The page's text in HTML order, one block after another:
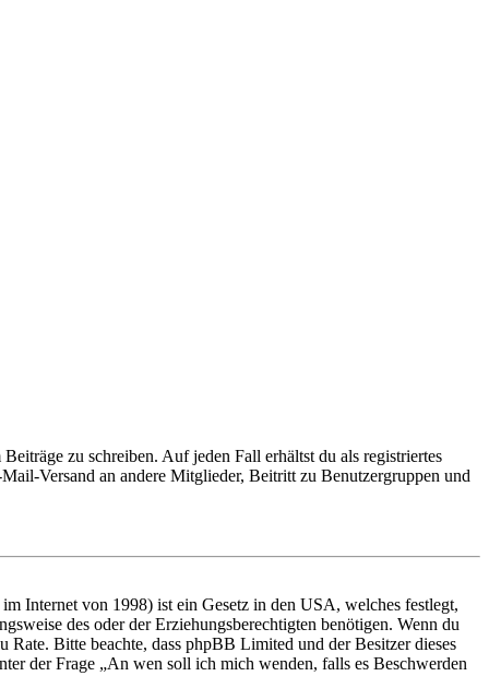
zu schreiben. Auf jeden Fall erhältst du als registriertes
Versand an andere Mitglieder, Beitritt zu Benutzergruppen und
Internet von 1998) ist ein Gesetz in den USA, welches festlegt,
des oder der Erziehungsberechtigten benötigen. Wenn du
Bitte beachte, dass phpBB Limited und der Besitzer dieses
der Frage „An wen soll ich mich wenden, falls es Beschwerden